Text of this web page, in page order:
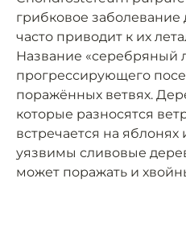
грибковое заболевание
часто приводит к их
Название «серебряный
прогрессирующего
поражённых ветвях.
которые разносятся
встречается на
уязвимы сливовые
может поражать и